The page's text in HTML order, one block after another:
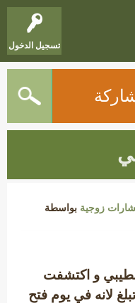
تسجيل الدخول
زوجية بواسطة
و اكتشفت
لانه في يوم فتح